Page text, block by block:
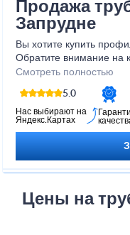
Продажа
Запрудне
Вы хотите купить
Обратите внимание
ассортимент в прайсе
различных
от размера, который
труба, которая будет
потребностям. Этот тип
полый состав этих
легкие конструкции.
Смотреть полностью
5.0
Нас выбирают на
Яндекс.Картах
Цены на